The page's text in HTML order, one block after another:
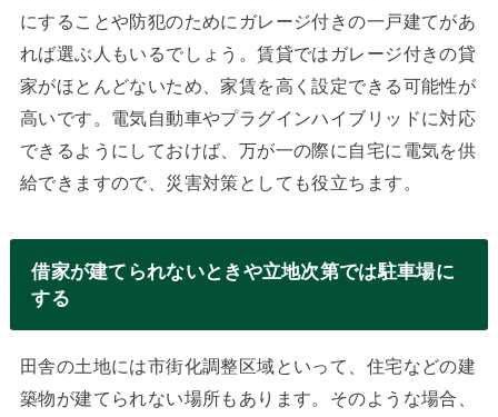
にすることや防犯のためにガレージ付きの一戸建てがあ
れば選ぶ人もいるでしょう。賃貸ではガレージ付きの貸
家がほとんどないため、家賃を高く設定できる可能性が
高いです。電気自動車やプラグインハイブリッドに対応
できるようにしておけば、万が一の際に自宅に電気を供
給できますので、災害対策としても役立ちます。
借家が建てられないときや立地次第では駐車場に
する
田舎の土地には市街化調整区域といって、住宅などの建
築物が建てられない場所もあります。そのような場合、